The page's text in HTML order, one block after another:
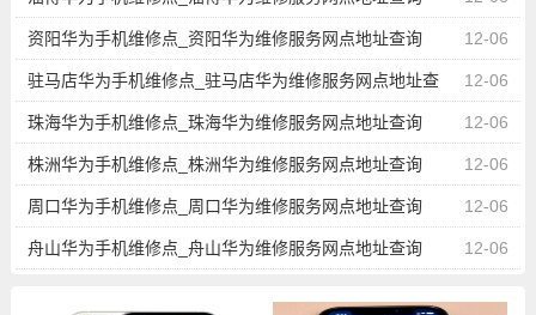
12-06
资阳华为手机维修点_资阳华为维修服务网点地址查询
12-06
驻马店华为手机维修点_驻马店华为维修服务网点地址查
询 12-06
珠海华为手机维修点_珠海华为维修服务网点地址查询
12-06
株洲华为手机维修点_株洲华为维修服务网点地址查询
12-06
周口华为手机维修点_周口华为维修服务网点地址查询
12-06
舟山华为手机维修点_舟山华为维修服务网点地址查询